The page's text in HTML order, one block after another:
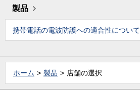
製品
携帯電話の電波防護への適合性について
ホーム 製品 店舗の選択